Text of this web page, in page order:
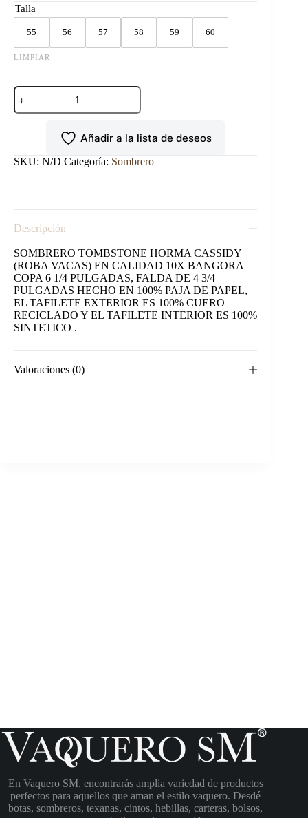
Talla
55 56 57 58 59 60
LIMPIAR
SOMBRERO
TOMBSTONE
10X
Añadir a la lista de deseos
SKU: N/D Categoría: Sombrero
Descripción
SOMBRERO TOMBSTONE HORMA CASSIDY
(ROBA VACAS) EN CALIDAD 10X BANGORA
COPA 6 1/4 PULGADAS, FALDA DE 4 3/4
PULGADAS HECHO EN 100% PAJA DE PAPEL,
EL TAFILETE EXTERIOR ES 100% CUERO
RECICLADO Y EL TAFILETE INTERIOR ES 100%
SINTETICO .
Valoraciones (0)
En Vaquero SM, encontrarás amplia variedad de productos
perfectos para aquellos que aman el estilo vaquero. Desdé
botas, sombreros, texanas, cintos, hebillas, carteras, bolsos,